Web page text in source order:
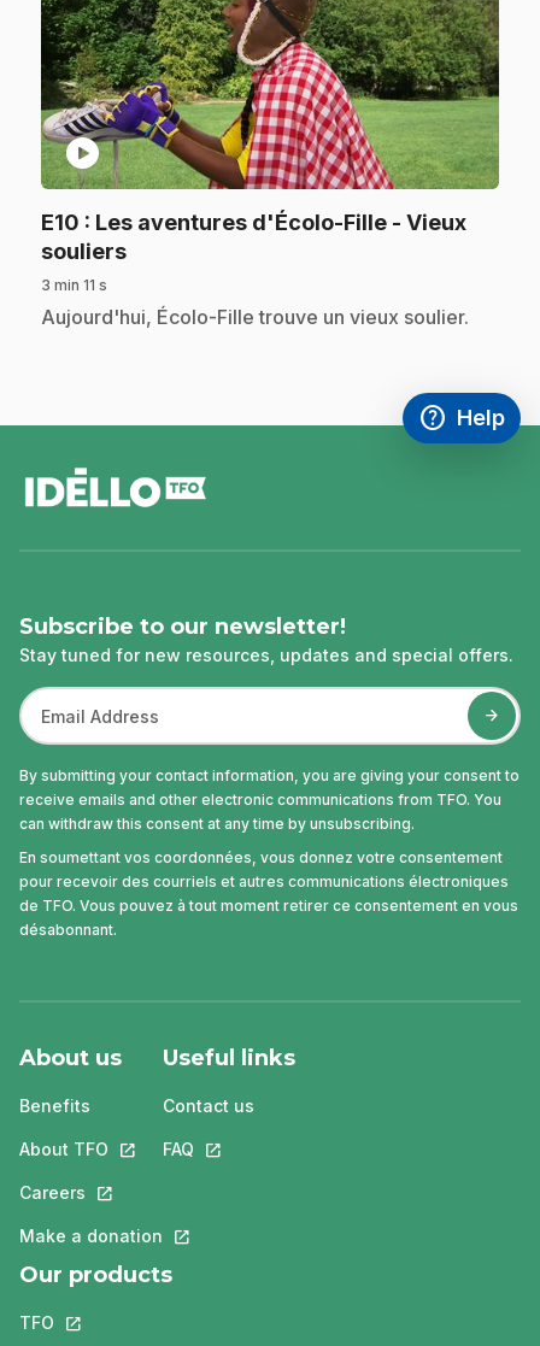
play_circle
E10 : Les aventures d'Écolo-Fille - Vieux
souliers.
3 min 11 s
.Aujourd'hui, Écolo-Fille trouve un vieux soulier.
help
Access
Help
,This link
Subscribe to our newsletter!
Stay tuned for new resources, updates and special offers.
By submitting your contact information, you are giving your consent to
receive emails and other electronic communications from TFO. You
can withdraw this consent at any time by unsubscribing.
En soumettant vos coordonnées, vous donnez votre consentement
pour recevoir des courriels et autres communications électroniques
de TFO. Vous pouvez à tout moment retirer ce consentement en vous
désabonnant.
About us
Benefits
About TFO This link will open in a new tab.
Careers This link will open in a new tab.
Make a donation This link will open in a new tab.
Useful links
Contact us
FAQ This link will open in a new tab.
Our products
TFO This link will open in a new tab.